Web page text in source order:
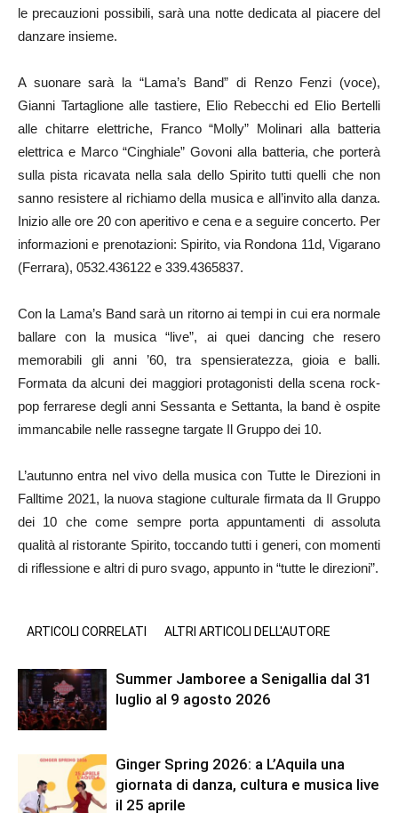
le precauzioni possibili, sarà una notte dedicata al piacere del
danzare insieme.
A suonare sarà la “Lama’s Band” di Renzo Fenzi (voce),
Gianni Tartaglione alle tastiere, Elio Rebecchi ed Elio Bertelli
alle chitarre elettriche, Franco “Molly” Molinari alla batteria
elettrica e Marco “Cinghiale” Govoni alla batteria, che porterà
sulla pista ricavata nella sala dello Spirito tutti quelli che non
sanno resistere al richiamo della musica e all’invito alla danza.
Inizio alle ore 20 con aperitivo e cena e a seguire concerto. Per
informazioni e prenotazioni: Spirito, via Rondona 11d, Vigarano
(Ferrara), 0532.436122 e 339.4365837.
Con la Lama’s Band sarà un ritorno ai tempi in cui era normale
ballare con la musica “live”, ai quei dancing che resero
memorabili gli anni ’60, tra spensieratezza, gioia e balli.
Formata da alcuni dei maggiori protagonisti della scena rock-
pop ferrarese degli anni Sessanta e Settanta, la band è ospite
immancabile nelle rassegne targate Il Gruppo dei 10.
L’autunno entra nel vivo della musica con Tutte le Direzioni in
Falltime 2021, la nuova stagione culturale firmata da Il Gruppo
dei 10 che come sempre porta appuntamenti di assoluta
qualità al ristorante Spirito, toccando tutti i generi, con momenti
di riflessione e altri di puro svago, appunto in “tutte le direzioni”.
ARTICOLI CORRELATI ALTRI ARTICOLI DELL'AUTORE
Summer Jamboree a Senigallia dal 31
luglio al 9 agosto 2026
Ginger Spring 2026: a L’Aquila una
giornata di danza, cultura e musica live
il 25 aprile